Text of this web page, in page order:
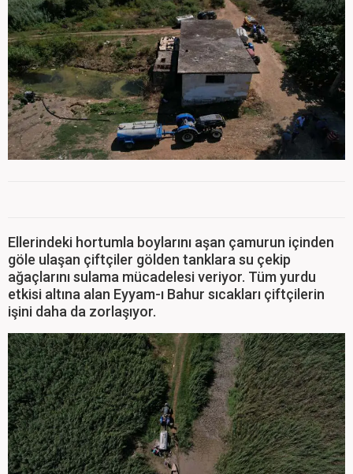
Ellerindeki hortumla boylarını aşan çamurun içinden
göle ulaşan çiftçiler gölden tanklara su çekip
ağaçlarını sulama mücadelesi veriyor. Tüm yurdu
etkisi altına alan Eyyam-ı Bahur sıcakları çiftçilerin
işini daha da zorlaşıyor.